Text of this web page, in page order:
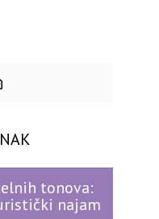
tonova:
najam